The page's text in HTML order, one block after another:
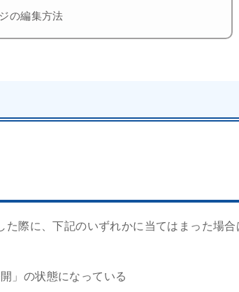
の編集方法
た際に、下記のいずれかに当てはまった場合
」の状態になっている